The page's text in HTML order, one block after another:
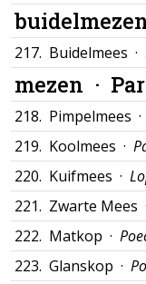
217. Buidelmees ·
mezen ·
218. Pimpelmees ·
219. Koolmees ·
220. Kuifmees ·
221. Zwarte Mees ·
222. Matkop ·
223. Glanskop ·